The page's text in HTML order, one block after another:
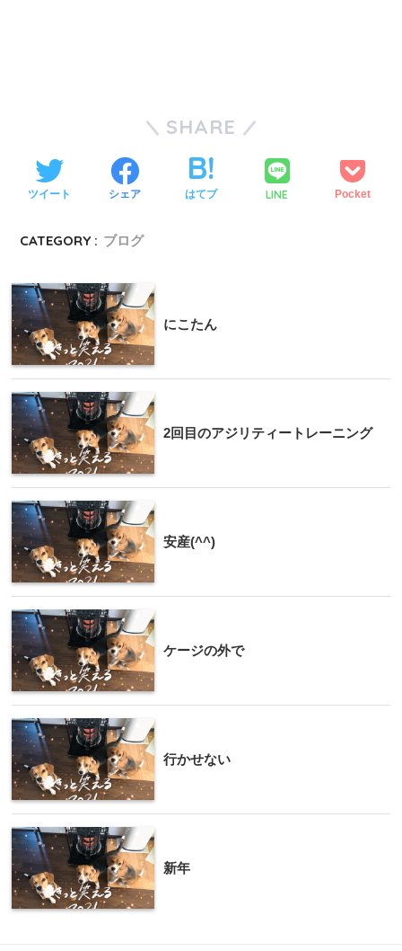
SHARE
ツイート シェア はてブ LINE Pocket
CATEGORY : ブログ
にこたん
2回目のアジリティートレーニング
安産(^^)
ケージの外で
行かせない
新年